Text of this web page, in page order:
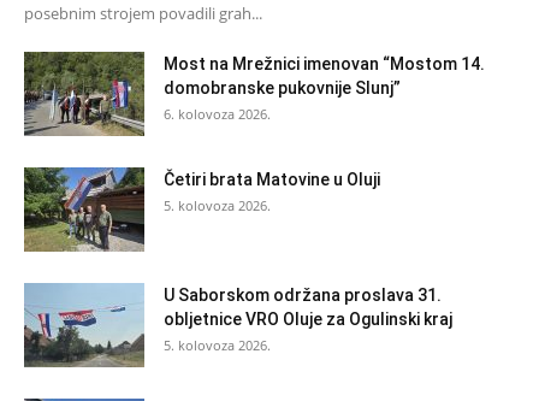
posebnim strojem povadili grah...
Most na Mrežnici imenovan “Mostom 14.
domobranske pukovnije Slunj”
6. kolovoza 2026.
Četiri brata Matovine u Oluji
5. kolovoza 2026.
U Saborskom održana proslava 31.
obljetnice VRO Oluje za Ogulinski kraj
5. kolovoza 2026.